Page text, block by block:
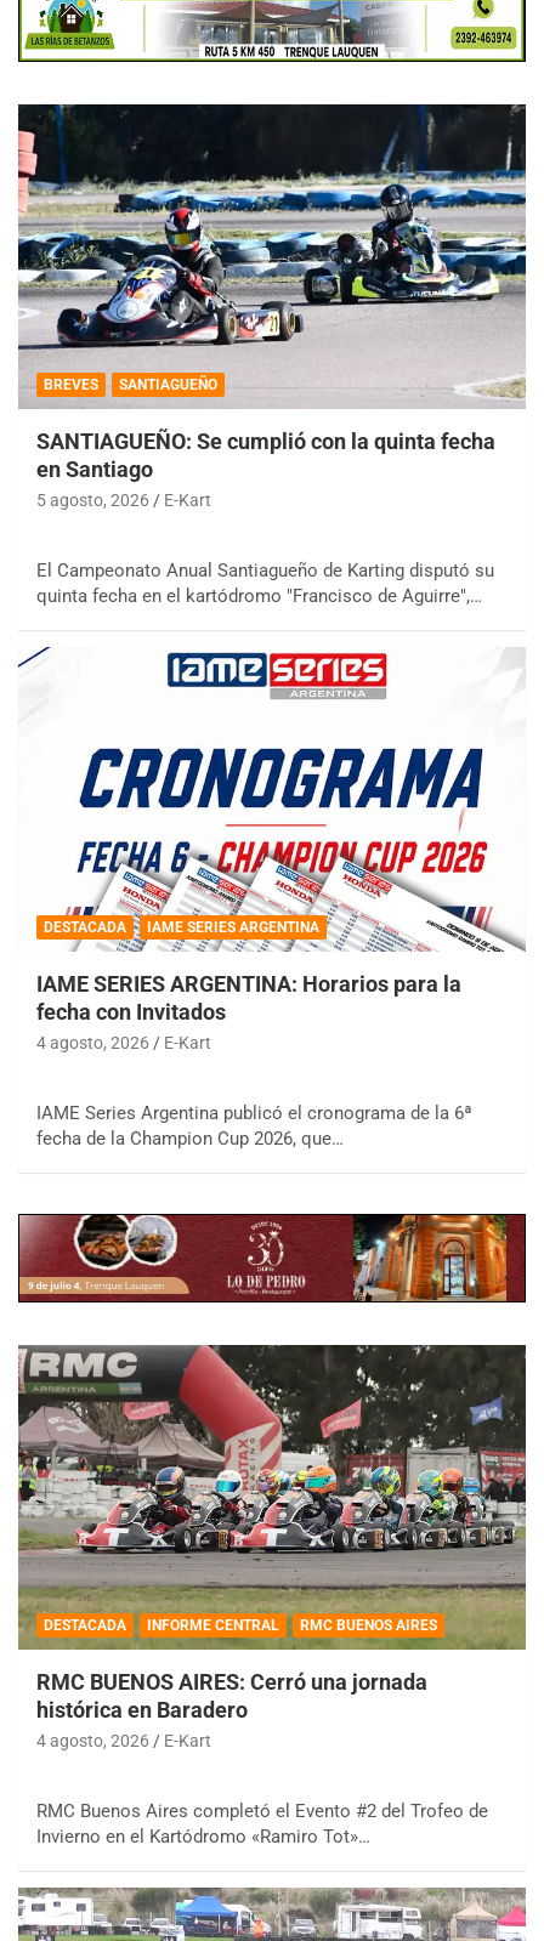
BREVES SANTIAGUEÑO
SANTIAGUEÑO: Se cumplió con la quinta fecha
en Santiago
5 agosto, 2026 E-Kart
El Campeonato Anual Santiagueño de Karting disputó su
quinta fecha en el kartódromo "Francisco de Aguirre",…
DESTACADA IAME SERIES ARGENTINA
IAME SERIES ARGENTINA: Horarios para la
fecha con Invitados
4 agosto, 2026 E-Kart
IAME Series Argentina publicó el cronograma de la 6ª
fecha de la Champion Cup 2026, que…
DESTACADA INFORME CENTRAL RMC BUENOS AIRES
RMC BUENOS AIRES: Cerró una jornada
histórica en Baradero
4 agosto, 2026 E-Kart
RMC Buenos Aires completó el Evento #2 del Trofeo de
Invierno en el Kartódromo «Ramiro Tot»…